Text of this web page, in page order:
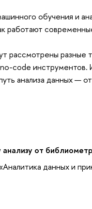
обучения и
работают
рассмотрены
code инструментов.
анализа данных —
от
данных и